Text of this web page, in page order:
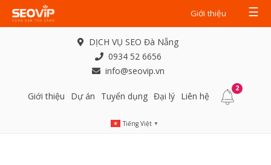
Giới thiệu ☰
DỊCH VỤ SEO Đà Nẵng
0934 52 6656
info@seovip.vn
Giới thiệu Dự án Tuyển dụng Đại lý Liên hệ
2
Tiếng Việt ▼